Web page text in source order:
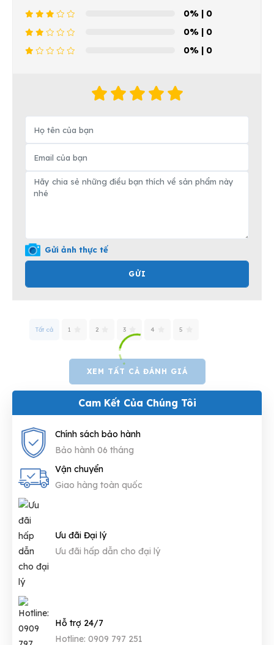
0% | 0
0% | 0
0% | 0
Gửi ảnh thực tế
GỬI
Tất cả 1 2 3 4 5
XEM TẤT CẢ ĐÁNH GIÁ
Cam Kết Của Chúng Tôi
Chính sách bảo hành
Bảo hành 06 tháng
Vận chuyển
Giao hàng toàn quốc
Ưu đãi Đại lý
Ưu đãi hấp dẫn cho đại lý
Hỗ trợ 24/7
Hotline: 0909 797 251